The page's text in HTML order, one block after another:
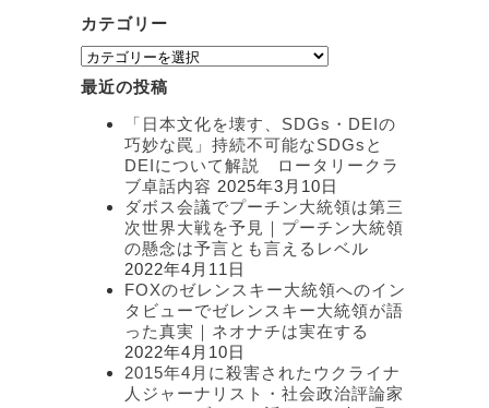
カテゴリー
カ
テ
ゴ
最近の投稿
「日本文化を壊す、SDGs・DEIの
巧妙な罠」持続不可能なSDGsと
DEIについて解説 ロータリークラ
ブ卓話内容 2025年3月10日
ダボス会議でプーチン大統領は第三
次世界大戦を予見｜プーチン大統領
の懸念は予言とも言えるレベル
2022年4月11日
FOXのゼレンスキー大統領へのイン
タビューでゼレンスキー大統領が語
った真実｜ネオナチは実在する
2022年4月10日
2015年4月に殺害されたウクライナ
人ジャーナリスト・社会政治評論家